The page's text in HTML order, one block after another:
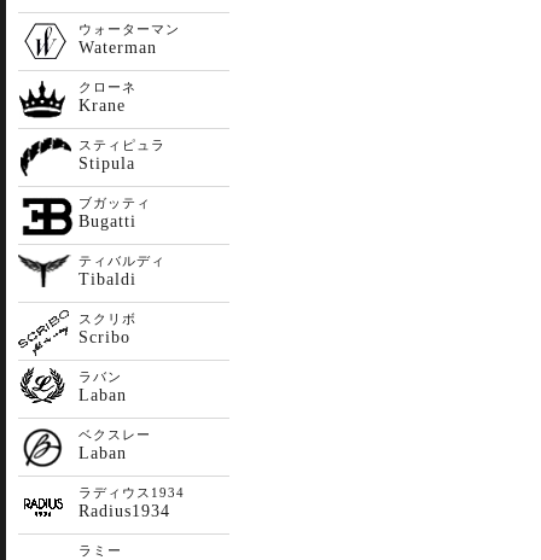
ウォーターマン
Waterman
クローネ
Krane
スティピュラ
Stipula
ブガッティ
Bugatti
ティバルディ
Tibaldi
スクリボ
Scribo
ラバン
Laban
ベクスレー
Laban
ラディウス1934
Radius1934
ラミー